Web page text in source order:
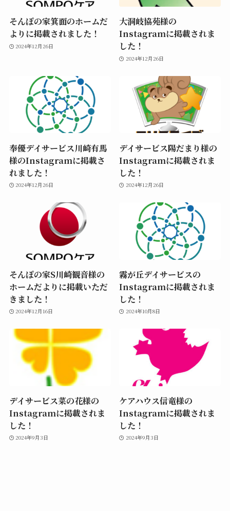
そんぽの家箕面のホームだ
よりに掲載されました！
2024年12月26日
大洞岐協苑様の
Instagramに掲載されま
した！
2024年12月26日
奉優デイサービス川崎有馬
様のInstagramに掲載さ
れました！
2024年12月26日
デイサービス陽だまり様の
Instagramに掲載されま
した！
2024年12月26日
そんぽの家S川崎観音様の
ホームだよりに掲載いただ
きました！
2024年12月16日
霧が丘デイサービスの
Instagramに掲載されま
した！
2024年10月8日
デイサービス菜の花様の
Instagramに掲載されま
した！
2024年9月3日
ケアハウス信竜様の
Instagramに掲載されま
した！
2024年9月3日